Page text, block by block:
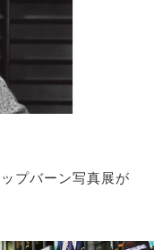
プバーン写真展が